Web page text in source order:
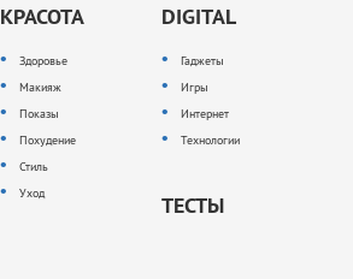
КРАСОТА
Здоровье
Макияж
Показы
Похудение
Стиль
Уход
DIGITAL
Гаджеты
Игры
Интернет
Технологии
ТЕСТЫ